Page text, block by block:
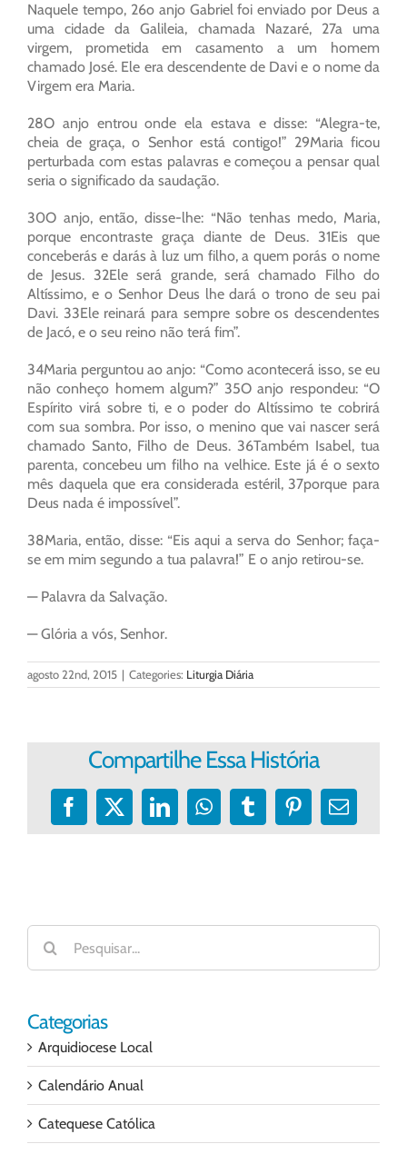
Naquele tempo, 26o anjo Gabriel foi enviado por Deus a
uma cidade da Galileia, chamada Nazaré, 27a uma
virgem, prometida em casamento a um homem
chamado José. Ele era descendente de Davi e o nome da
Virgem era Maria.
28O anjo entrou onde ela estava e disse: “Alegra-te,
cheia de graça, o Senhor está contigo!” 29Maria ficou
perturbada com estas palavras e começou a pensar qual
seria o significado da saudação.
30O anjo, então, disse-lhe: “Não tenhas medo, Maria,
porque encontraste graça diante de Deus. 31Eis que
conceberás e darás à luz um filho, a quem porás o nome
de Jesus. 32Ele será grande, será chamado Filho do
Altíssimo, e o Senhor Deus lhe dará o trono de seu pai
Davi. 33Ele reinará para sempre sobre os descendentes
de Jacó, e o seu reino não terá fim”.
34Maria perguntou ao anjo: “Como acontecerá isso, se eu
não conheço homem algum?” 35O anjo respondeu: “O
Espírito virá sobre ti, e o poder do Altíssimo te cobrirá
com sua sombra. Por isso, o menino que vai nascer será
chamado Santo, Filho de Deus. 36Também Isabel, tua
parenta, concebeu um filho na velhice. Este já é o sexto
mês daquela que era considerada estéril, 37porque para
Deus nada é impossível”.
38Maria, então, disse: “Eis aqui a serva do Senhor; faça-
se em mim segundo a tua palavra!” E o anjo retirou-se.
— Palavra da Salvação.
— Glória a vós, Senhor.
agosto 22nd, 2015 | Categories: Liturgia Diária
Compartilhe Essa História
Facebook
X LinkedInWhatsApp
TumblrPinterest
E-
Buscar
resultados
para:
Categorias
Arquidiocese Local
Calendário Anual
Catequese Católica